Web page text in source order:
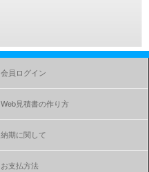
会員ログイン
Web見積書の作り方
納期に関して
お支払方法